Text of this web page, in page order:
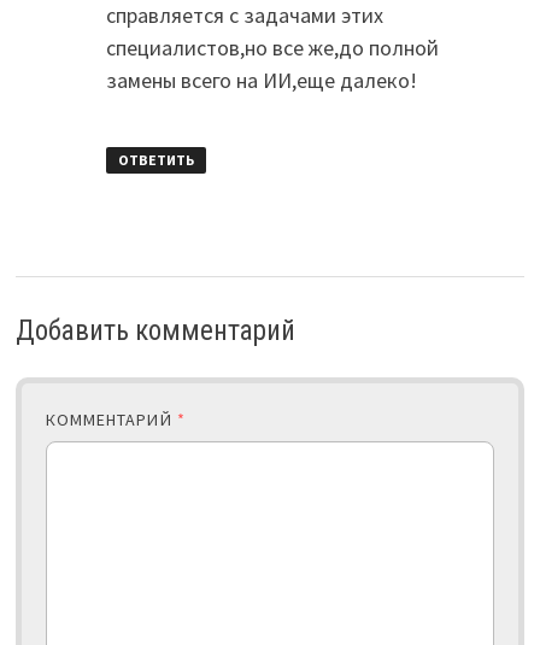
справляется с задачами этих
специалистов,но все же,до полной
замены всего на ИИ,еще далеко!
ОТВЕТИТЬ
Добавить комментарий
КОММЕНТАРИЙ *